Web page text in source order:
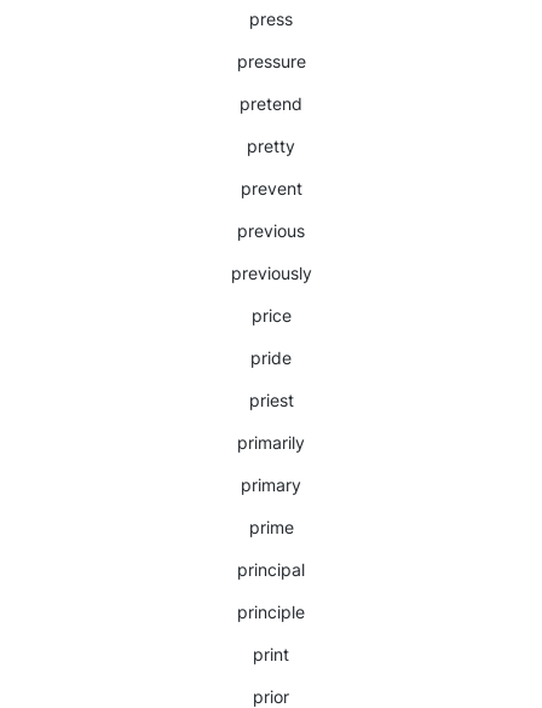
press
pressure
pretend
pretty
prevent
previous
previously
price
pride
priest
primarily
primary
prime
principal
principle
print
prior